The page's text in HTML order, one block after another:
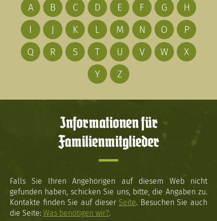
A B C D E F G
H
I
J K L M N O
P
Q
R S T U V W
X
Y
Z
Informationen für
Familienmitglieder
Falls Sie Ihren Angehörigen auf diesem Web nicht
gefunden haben, schicken Sie uns, bitte, die Angaben zu.
Kontakte finden Sie auf dieser Seite. Besuchen Sie auch
die Seite: Was benötigen wir?.